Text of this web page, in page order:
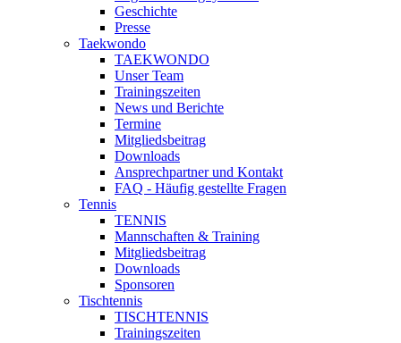
Geschichte
Presse
Taekwondo
TAEKWONDO
Unser Team
Trainingszeiten
News und Berichte
Termine
Mitgliedsbeitrag
Downloads
Ansprechpartner und Kontakt
FAQ - Häufig gestellte Fragen
Tennis
TENNIS
Mannschaften & Training
Mitgliedsbeitrag
Downloads
Sponsoren
Tischtennis
TISCHTENNIS
Trainingszeiten